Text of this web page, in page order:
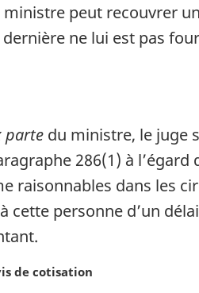
ministre peut recouvrer
ne lui est pas
parte du ministre, le juge
286(1) à
raisonnables dans les
cette personne d’un
de cotisation